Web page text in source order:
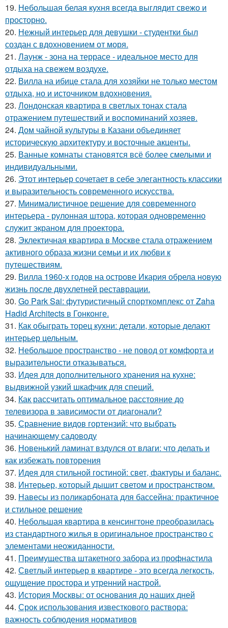
19. Небольшая белая кухня всегда выглядит свежо и
просторно.
20. Нежный интерьер для девушки - студентки был
создан с вдохновением от моря.
21. Лаунж - зона на террасе - идеальное место для
отдыха на свежем воздухе.
22. Вилла на ибице стала для хозяйки не только местом
отдыха, но и источником вдохновения.
23. Лондонская квартира в светлых тонах стала
отражением путешествий и воспоминаний хозяев.
24. Дом чайной культуры в Казани объединяет
историческую архитектуру и восточные акценты.
25. Ванные комнаты становятся всё более смелыми и
индивидуальными.
26. Этот интерьер сочетает в себе элегантность классики
и выразительность современного искусства.
27. Минималистичное решение для современного
интерьера - рулонная штора, которая одновременно
служит экраном для проектора.
28. Эклектичная квартира в Москве стала отражением
активного образа жизни семьи и их любви к
путешествиям.
29. Вилла 1960-х годов на острове Икария обрела новую
жизнь после двухлетней реставрации.
30. Go Park Sai: футуристичный спорткомплекс от Zaha
Hadid Architects в Гонконге.
31. Как обыграть торец кухни: детали, которые делают
интерьер цельным.
32. Небольшое пространство - не повод от комфорта и
выразительности отказываться.
33. Идея для дополнительного хранения на кухне:
выдвижной узкий шкафчик для специй.
34. Как рассчитать оптимальное расстояние до
телевизора в зависимости от диагонали?
35. Сравнение видов гортензий: что выбрать
начинающему садоводу
36. Новенький ламинат вздулся от влаги: что делать и
как избежать повторения
37. Идея для стильной гостиной: свет, фактуры и баланс.
38. Интерьер, который дышит светом и пространством.
39. Навесы из поликарбоната для бассейна: практичное
и стильное решение
40. Небольшая квартира в кенсингтоне преобразилась
из стандартного жилья в оригинальное пространство с
элементами неожиданности.
41. Преимущества штакетного забора из профнастила
42. Светлый интерьер в квартире - это всегда легкость,
ощущение простора и утренний настрой.
43. История Москвы: от основания до наших дней
44. Срок использования известкового раствора:
важность соблюдения нормативов